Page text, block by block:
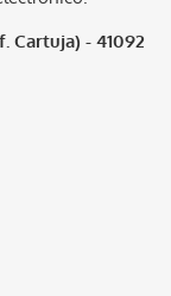
Cartuja) - 41092